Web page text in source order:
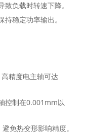
负载时转速下降。
稳定功率输出。
精度电主轴可达
控制在0.001mm以
免热变形影响精度。